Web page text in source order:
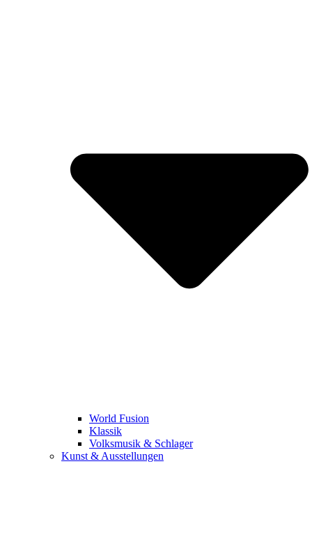
World Fusion
Klassik
Volksmusik & Schlager
Kunst & Ausstellungen